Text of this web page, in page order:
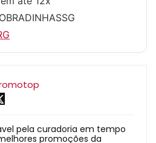
pela curadoria em tempo
promoções da